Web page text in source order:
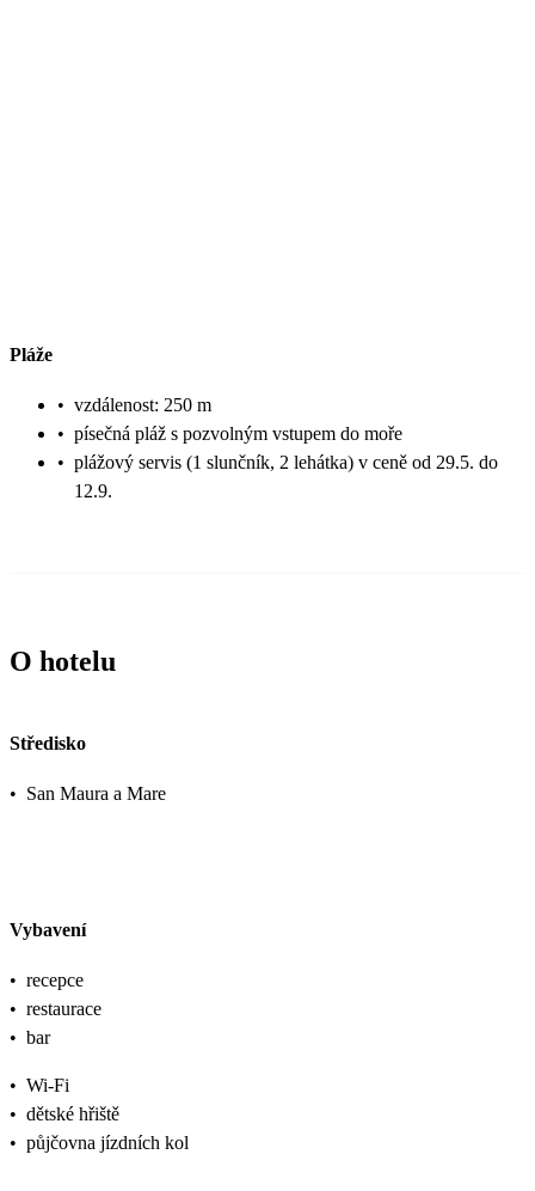
Pláže
• vzdálenost: 250 m
• písečná pláž s pozvolným vstupem do moře
• plážový servis (1 slunčník, 2 lehátka) v ceně od 29.5. do
12.9.
O hotelu
Středisko
• San Maura a Mare
Vybavení
• recepce
• restaurace
• bar
• Wi-Fi
• dětské hřiště
• půjčovna jízdních kol